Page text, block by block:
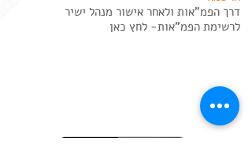
דרך הפמ"אות ולאחר אישור מנהל ישיר
לרשימת הפמ"אות- לחץ כאן